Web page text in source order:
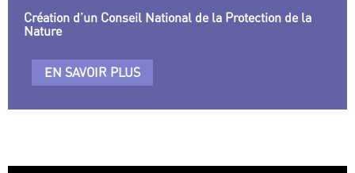
Création d’un Conseil National de la Protection de la
Nature
EN SAVOIR PLUS